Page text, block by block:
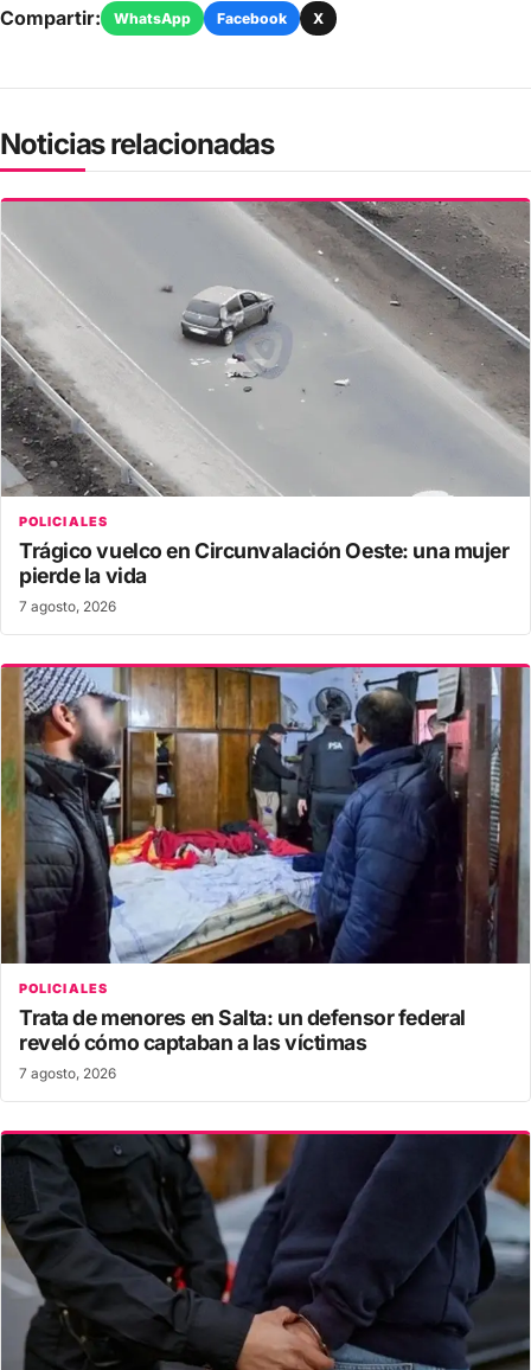
Compartir: WhatsApp Facebook X
Noticias relacionadas
POLICIALES
Trágico vuelco en Circunvalación Oeste: una mujer
pierde la vida
7 agosto, 2026
POLICIALES
Trata de menores en Salta: un defensor federal
reveló cómo captaban a las víctimas
7 agosto, 2026